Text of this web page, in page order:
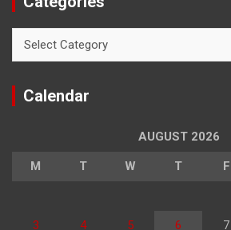
Calendar
AUGUST 2026
M T W T F
3 4 5 6 7